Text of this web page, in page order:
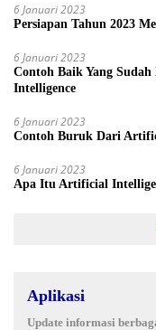
6 Januari 2023
Persiapan Tahun 2023
6 Januari 2023
Contoh Baik Yang
Intelligence
6 Januari 2023
Contoh Buruk Dari
6 Januari 2023
Apa Itu Artificial
Aplikasi
Update informasi